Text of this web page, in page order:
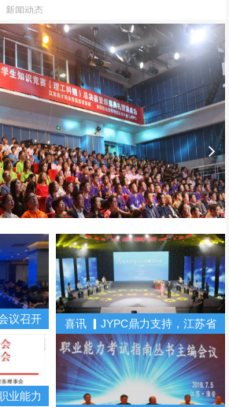
新闻动态
宣言：一家民营企业的法治追问与时代呐喊
新闻动态
全国独家代理制，聚焦品牌升级与市场规范
新闻动态
议召开
喜讯 ▎JYPC鼎力支持，江苏省
第十届大学生知识竞赛！(图文)
业能力